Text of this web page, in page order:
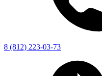
8 (812) 223-03-73